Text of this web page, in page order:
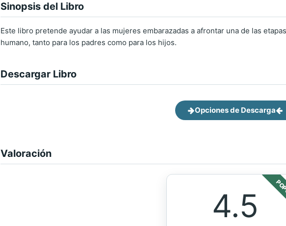
Sinopsis del Libro
Este libro pretende ayudar a las mujeres embarazadas a afrontar una de las
humano, tanto para los padres como para los hijos.
Descargar Libro
Opciones de Descarga
Valoración
4.5